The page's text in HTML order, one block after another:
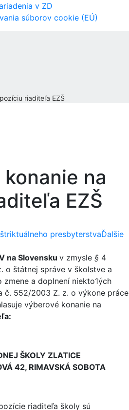
v ZD
súborov cookie (EÚ)
riaditeľa EZŠ
na
EZŠ
presbyterstvaĎalšie
na Slovensku v zmysle § 4
o štátnej správe v školstve a
zmene a doplnení niekto1ých
552/2003 Z. z. o výkone práce
výberové konanie na
ŠKOLY ZLATICE
42, RIMAVSKÁ SOBOTA
riaditeľa školy sú